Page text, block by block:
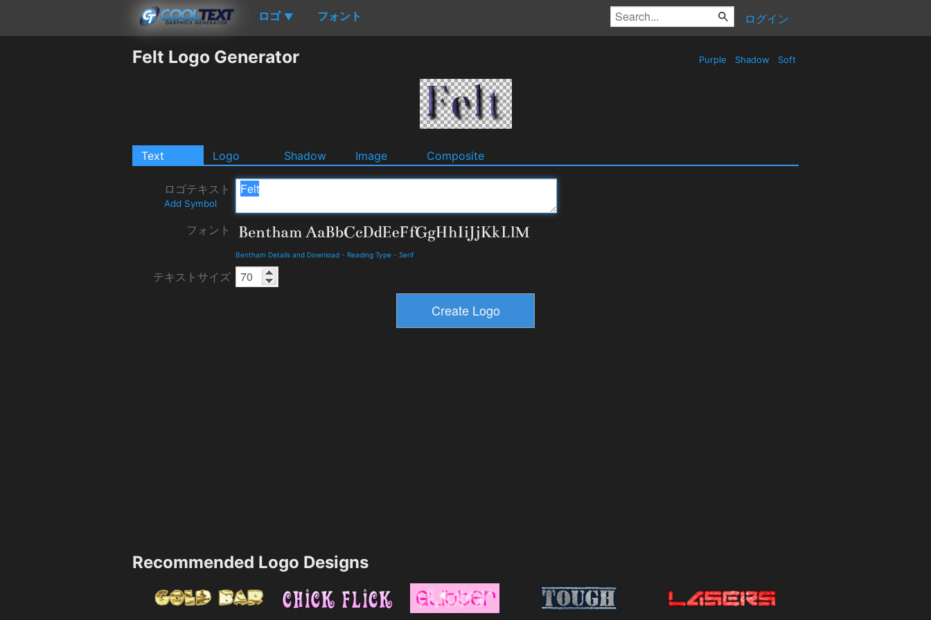
ロゴ ▼ フォント ログイン
Felt Logo Generator Purple Shadow Soft
Text Logo Shadow Image Composite
ロゴテキスト
Add Symbol
フォント
Bentham Details and Download - Reading Type - Serif
テキストサイズ
Recommended Logo Designs